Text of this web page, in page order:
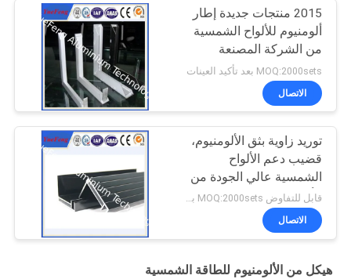
2015 منتجات جديدة إطار
ألومنيوم للألواح الشمسية
من الشركة المصنعة
الصينية
MOQ:2000sets بعد تأكيد العينات
الاتصال
توريد زاوية بثق الألومنيوم،
قضيب دعم الألواح
الشمسية عالي الجودة من
الألومنيوم
قابل للتفاوض MOQ:2000sets بعد تأكيد العينات
الاتصال
هيكل من الألومنيوم للطاقة الشمسية